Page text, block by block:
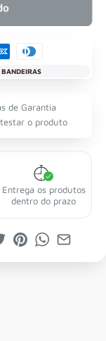
BANDEIRAS
de Garantia
o produto
Entrega os produtos
dentro do prazo